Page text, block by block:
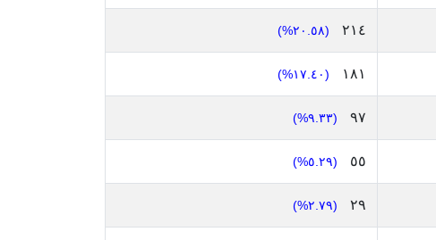
٢١٤ (٢٠.٥٨%)
١٨١ (١٧.٤٠%)
٩٧ (٩.٣٣%)
٥٥ (٥.٢٩%)
٢٩ (٢.٧٩%)